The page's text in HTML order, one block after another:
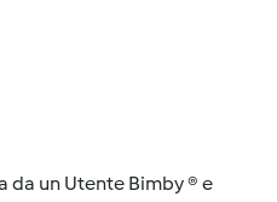
un Utente Bimby ® e